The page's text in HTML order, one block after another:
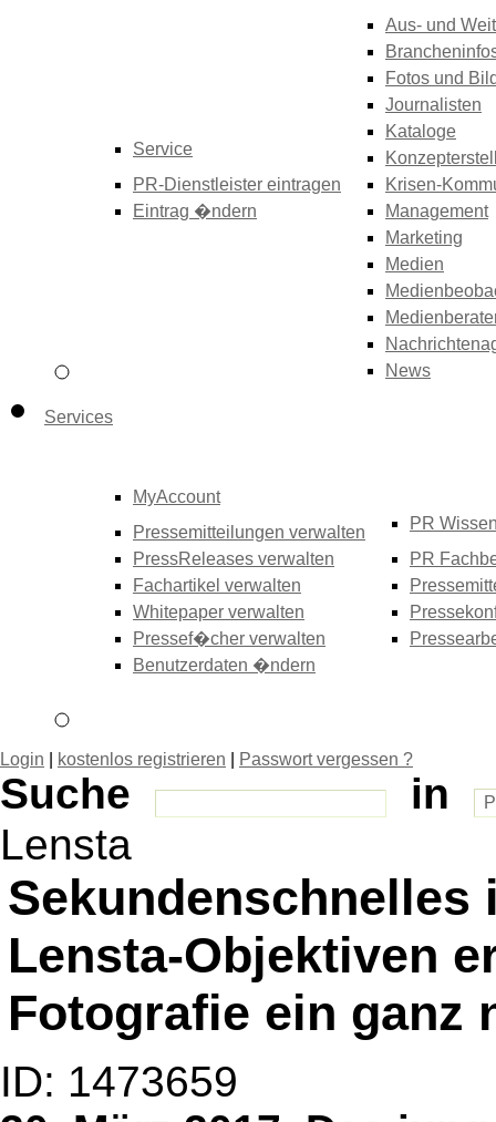
Service
PR-Dienstleister eintragen
Eintrag �ndern
Aus- und
Fotos und
Journalisten
Kataloge
Krisen-
Management
Marketing
Medien
News
Services
MyAccount
Pressemitteilungen verwalten
PressReleases verwalten
Fachartikel verwalten
Whitepaper verwalten
Pressef�cher verwalten
Benutzerdaten �ndern
PR
PR
Login kostenlos registrieren Passwort vergessen ?
Suche
in
Lensta
Sekundenschnelles
Lensta-Objektiven
Fotografie ein ganz
ID: 1473659